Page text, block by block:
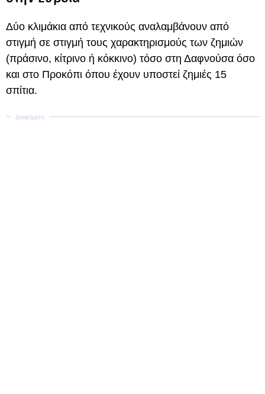
Δύο κλιμάκια από τεχνικούς αναλαμβάνουν από
στιγμή σε στιγμή τους χαρακτηρισμούς των ζημιών
(πράσινο, κίτρινο ή κόκκινο) τόσο στη Δαφνούσα όσο
και στο Προκόπι όπου έχουν υποστεί ζημιές 15
σπίτια.